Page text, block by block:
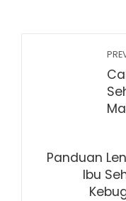
Panduan
Ibu